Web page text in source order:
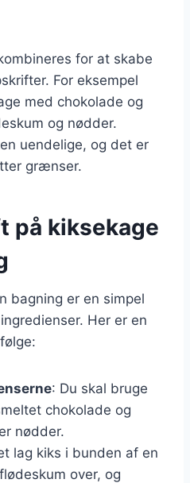
for at skabe
For eksempel
med chokolade og
og nødder.
uendelige, og det er
grænser.
på kiksekage
bagning er en simpel
Her er en
: Du skal bruge
chokolade og
nødder.
lag kiks i bunden af en
over, og